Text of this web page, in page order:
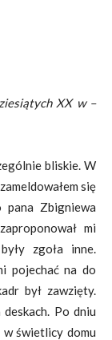
XX w –
bliskie. W
się
pana Zbigniewa
mi
zgoła inne.
pojechać na do
był zawzięty.
Po dniu
w świetlicy domu